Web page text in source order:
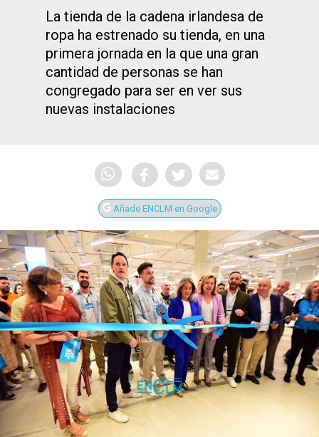
La tienda de la cadena irlandesa de
ropa ha estrenado su tienda, en una
primera jornada en la que una gran
cantidad de personas se han
congregado para ser en ver sus
nuevas instalaciones
Añade ENCLM en Google